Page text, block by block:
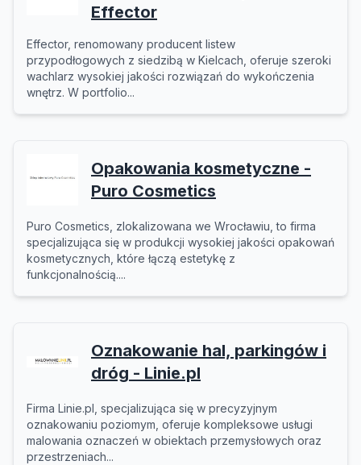
Effector
Effector, renomowany producent listew
przypodłogowych z siedzibą w Kielcach, oferuje szeroki
wachlarz wysokiej jakości rozwiązań do wykończenia
wnętrz. W portfolio...
Opakowania kosmetyczne -
Puro Cosmetics
Puro Cosmetics, zlokalizowana we Wrocławiu, to firma
specjalizująca się w produkcji wysokiej jakości opakowań
kosmetycznych, które łączą estetykę z
funkcjonalnością....
Oznakowanie hal, parkingów i
dróg - Linie.pl
Firma Linie.pl, specjalizująca się w precyzyjnym
oznakowaniu poziomym, oferuje kompleksowe usługi
malowania oznaczeń w obiektach przemysłowych oraz
przestrzeniach...